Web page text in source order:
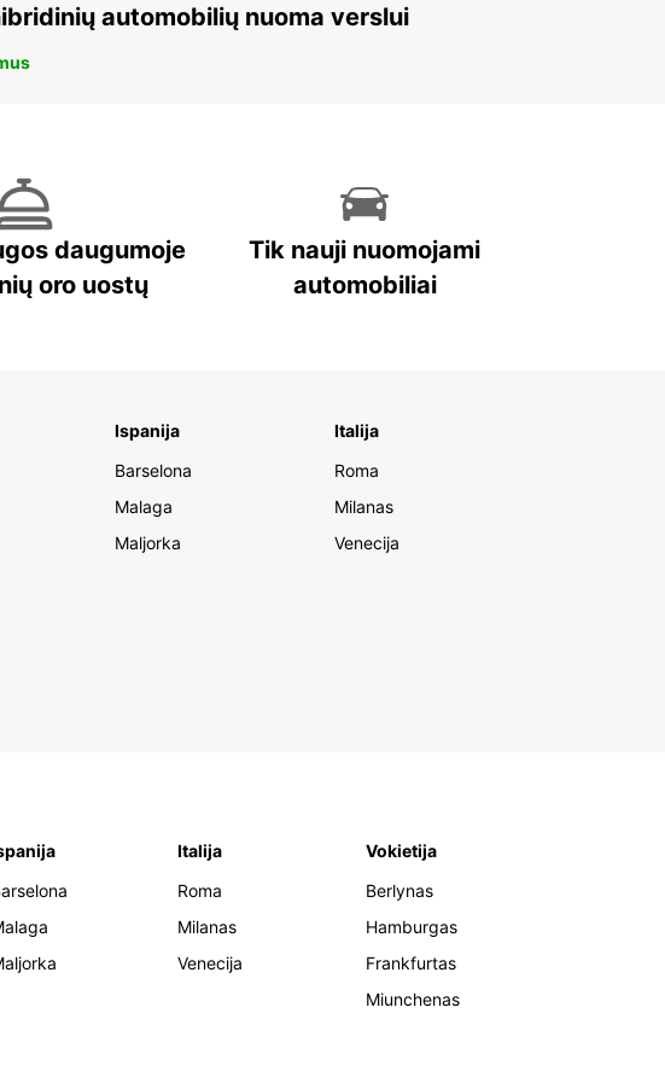
automobilių nuoma verslui
daugumoje
oro uostų
Tik nauji nuomojami
automobiliai
Ispanija
Barselona
Malaga
Maljorka
Italija
Roma
Milanas
Venecija
Italija
Roma
Milanas
Venecija
Vokietija
Berlynas
Hamburgas
Frankfurtas
Miunchenas